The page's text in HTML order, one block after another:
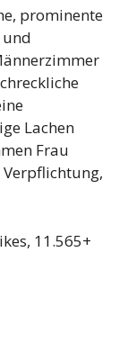
prominente
Lachen
Frau
11.565+